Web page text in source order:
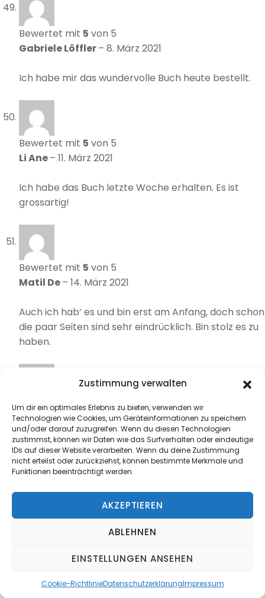
Zustimmung verwalten
Um dir ein optimales Erlebnis zu bieten, verwenden wir
Technologien wie Cookies, um Geräteinformationen zu speichern
und/oder darauf zuzugreifen. Wenn du diesen Technologien
zustimmst, können wir Daten wie das Surfverhalten oder eindeutige
IDs auf dieser Website verarbeiten. Wenn du deine Zustimmung
nicht erteilst oder zurückziehst, können bestimmte Merkmale und
Funktionen beeinträchtigt werden.
AKZEPTIEREN
ABLEHNEN
EINSTELLUNGEN ANSEHEN
Cookie-RichtlinieDatenschutzerklärungImpressum
Bewertet mit 5 von 5
Gabriele Löffler– 8. März 2021
Ich habe mir das wundervolle Buch heute bestellt.
Bewertet mit 5 von 5
Li Ane– 11. März 2021
Ich habe das Buch letzte Woche erhalten. Es ist
grossartig!
Bewertet mit 5 von 5
Matil De– 14. März 2021
Auch ich hab’ es und bin erst am Anfang, doch schon
die paar Seiten sind sehr eindrücklich. Bin stolz es zu
haben.
Bewertet mit5von 5
Helga Hartsperger–14. März 2021
Wir haben dieses Buch……, so faszinierend…., dieses
Buch ist eine Bereicherung…., ich kann es wirklich
einfach zum Lesen, man muss wirklich konzentriert
sein, um manches zu verstehen…, aber voll
spannend. Ich bin froh dieses Buch zu besitzen.
Bewertet mit5von 5